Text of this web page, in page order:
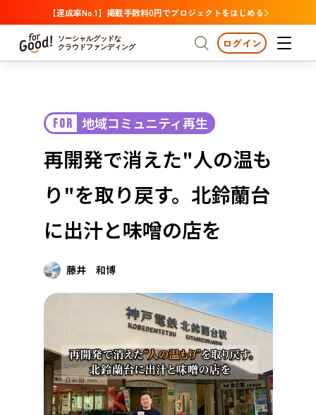
【達成率No.1】掲載手数料0円でプロジェクトをはじめる
ソーシャルグッドな
クラウドファンディング
プロジェクトからさがす 注目
カテゴリーからさがす 国際協力
医療・福祉
人権・マイノリティ
近畿
中国
四国
九州・沖縄
注目 新着
支援金額が多い
支援人数が多い
終了日が近い
カテゴリーからさがす
国際協力 医療・福祉
子ども・教育
環境・エシカル
人権・マイノリティ
地域からさがす
北海道・東北
岩手 宮城 秋田 山形
茨城 栃木 群馬 埼玉 千葉 東京
富山 石川 福井 山梨 長野
ログイン
FOR 地域コミュニティ再生
再開発で消えた"人の温も
り"を取り戻す。北鈴蘭台
に出汁と味噌の店を
藤井 和博